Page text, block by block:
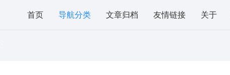
首页 导航分类 文章归档 友情链接 关于